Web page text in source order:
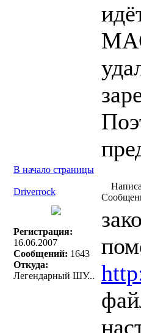
В начало страницы
Driverrock
Регистрация:
16.06.2007
Сообщений: 1643
Откуда:
Легендарный ШУ...